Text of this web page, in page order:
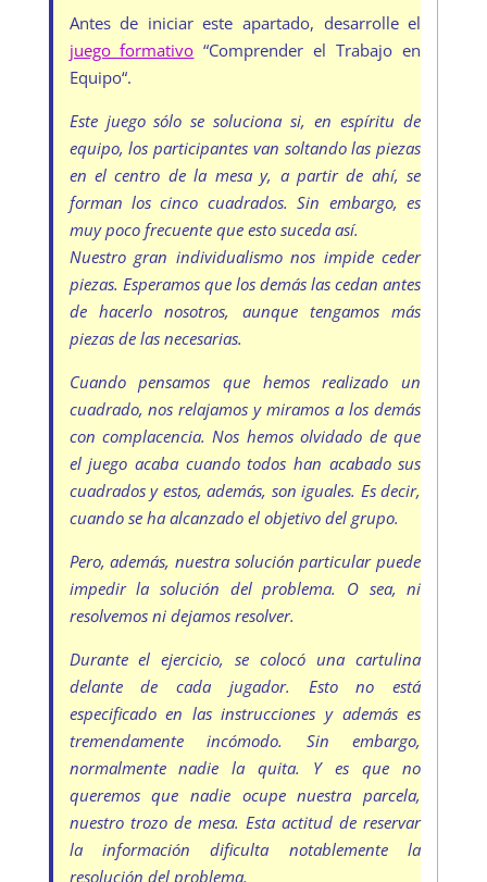
Antes de iniciar este apartado, desarrolle el
juego formativo “Comprender el Trabajo en
Equipo“.
Este juego sólo se soluciona si, en espíritu de
equipo, los participantes van soltando las piezas
en el centro de la mesa y, a partir de ahí, se
forman los cinco cuadrados. Sin embargo, es
muy poco frecuente que esto suceda así.
Nuestro gran individualismo nos impide ceder
piezas. Esperamos que los demás las cedan antes
de hacerlo nosotros, aunque tengamos más
piezas de las necesarias.
Cuando pensamos que hemos realizado un
cuadrado, nos relajamos y miramos a los demás
con complacencia. Nos hemos olvidado de que
el juego acaba cuando todos han acabado sus
cuadrados y estos, además, son iguales. Es decir,
cuando se ha alcanzado el objetivo del grupo.
Pero, además, nuestra solución particular puede
impedir la solución del problema. O sea, ni
resolvemos ni dejamos resolver.
Durante el ejercicio, se colocó una cartulina
delante de cada jugador. Esto no está
especificado en las instrucciones y además es
tremendamente incómodo. Sin embargo,
normalmente nadie la quita. Y es que no
queremos que nadie ocupe nuestra parcela,
nuestro trozo de mesa. Esta actitud de reservar
la información dificulta notablemente la
resolución del problema.